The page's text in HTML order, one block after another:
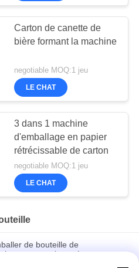
Carton de canette de
bière formant la machine
negotiable MOQ:1 jeu
LE CHAT
3 dans 1 machine
d'emballage en papier
rétrécissable de carton
negotiable MOQ:1 jeu
LE CHAT
de bouteille de
non carbonatée